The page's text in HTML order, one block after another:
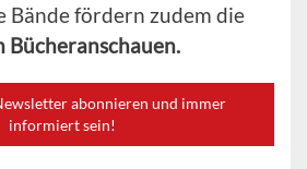
Bände fördern zudem die
abonnieren und immer
informiert sein!